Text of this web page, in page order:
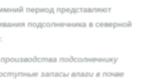
период представляют
подсолнечника в северной
подсолнечнику
запасы влаги в почве